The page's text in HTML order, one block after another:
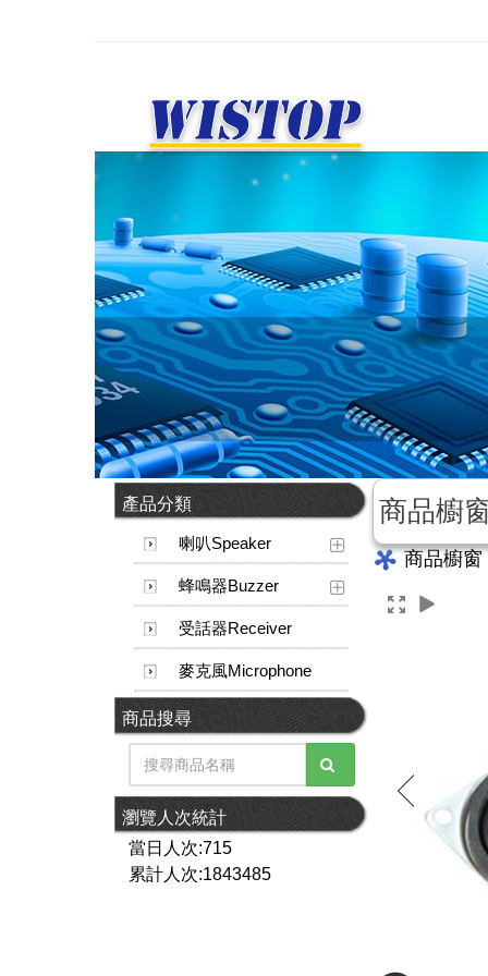
產品分類
喇叭Speaker
蜂鳴器Buzzer
受話器Receiver
麥克風Microphone
商品搜尋
瀏覽人次統計
當日人次:715
累計人次:1843485
商品櫥
商品櫥窗